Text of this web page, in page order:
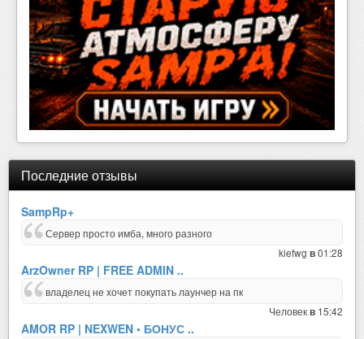
Последние отзывы
SampRp+
Сервер просто имба, много разного
kiefwg в01:28
ArzOwner RP | FREE ADMIN ..
владелец не хочет покупать лаунчер на пк
Человекв 15:42
AMOR RP | NEXWEN • БОНУС ..